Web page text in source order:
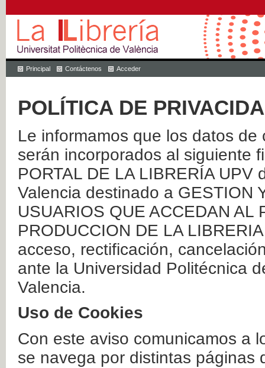
Principal Contáctenos Acceder
POLÍTICA DE
Le informamos que los datos
serán incorporados al siguiente
PORTAL DE LA LIBRERÍA
Valencia destinado a GESTION
USUARIOS QUE ACCEDAN AL
PRODUCCION DE LA
acceso, rectificación,
ante la Universidad Politécnica
Valencia.
Uso de Cookies
Con este aviso comunicamos a
se navega por distintas páginas